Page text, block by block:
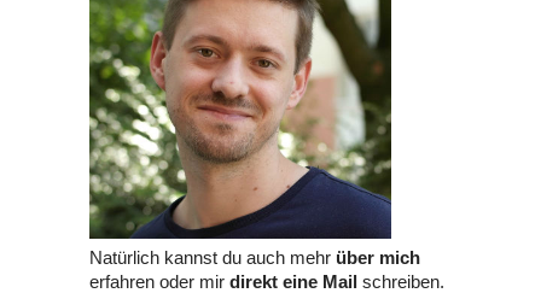
Natürlich kannst du auch mehr über mich
erfahren oder mir direkt eine Mailschreiben.